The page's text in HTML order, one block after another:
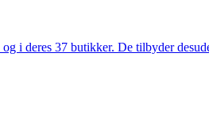
i deres 37 butikker. De tilbyder